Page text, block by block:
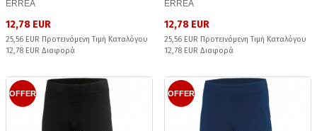
ERREA
12,78 EUR
25,56 EUR Προτεινόμενη Τιμή Καταλόγου
12,78 EUR Διαφορά
ERREA
12,78 EUR
25,56 EUR Προτεινόμενη Τιμή Καταλόγου
12,78 EUR Διαφορά
OFFER OFFER